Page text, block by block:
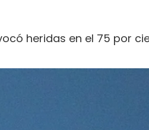
heridas en el 75 por